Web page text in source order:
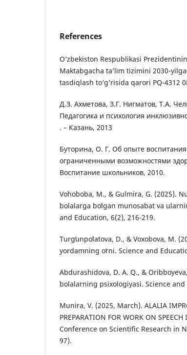
References
O‘zbekiston Respublikasi
Maktabgacha ta’lim tizimini 2030-
tasdiqlash to‘g’risida qarori PQ-4312
Д.З. Ахметова, З.Г. Нигматов, Т.А.
Педагогика и психология
. – Казань, 2013
Буторина, О. Г. Об опыте
ограниченными возможностями
Воспитание школьников, 2010.
Vohoboba, M., & Gulmira, G. (2025).
bolalarga boʻlgan munosabat va
and Education, 6(2), 216-219.
Turgʻunpoʻlatova, D., & Voxobova, M.
yordamning oʻrni. Science and
Abdurashidova, D. A. Q., &
bolalarning psixologiyasi. Science and
Munira, V. (2025, March). ALALIA
PREPARATION FOR WORK ON
Conference on Scientific Research in
97).